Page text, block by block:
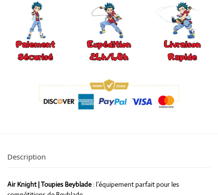
Description
Air Knight | Toupies Beyblade : l’équipement parfait pour les